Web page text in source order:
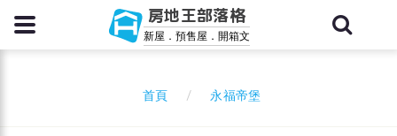
房地王部落格
新屋．預售屋．開箱文
首頁 永福帝堡